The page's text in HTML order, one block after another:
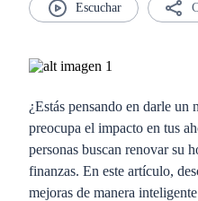
¿Estás pensando en darle un
preocupa el impacto en tus
personas buscan renovar su
finanzas. En este artículo,
mejoras de manera